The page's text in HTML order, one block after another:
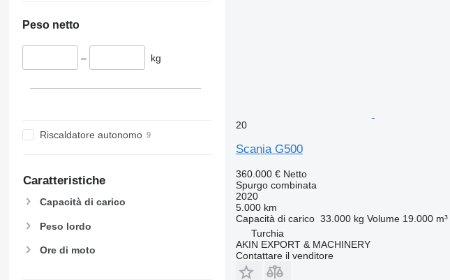
Peso netto
– kg
Riscaldatore autonomo
Caratteristiche
Capacità di carico
Peso lordo
Ore di moto
20
Scania G500
360.000 € Netto
Spurgo combinata
2020
5.000 km
Capacità di carico 33.000 kg Volume 19.000 m³
Turchia
AKIN EXPORT & MACHINERY
Contattare il venditore